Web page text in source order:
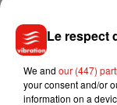
Le respect
We and our (447)
your consent and/or
information on a